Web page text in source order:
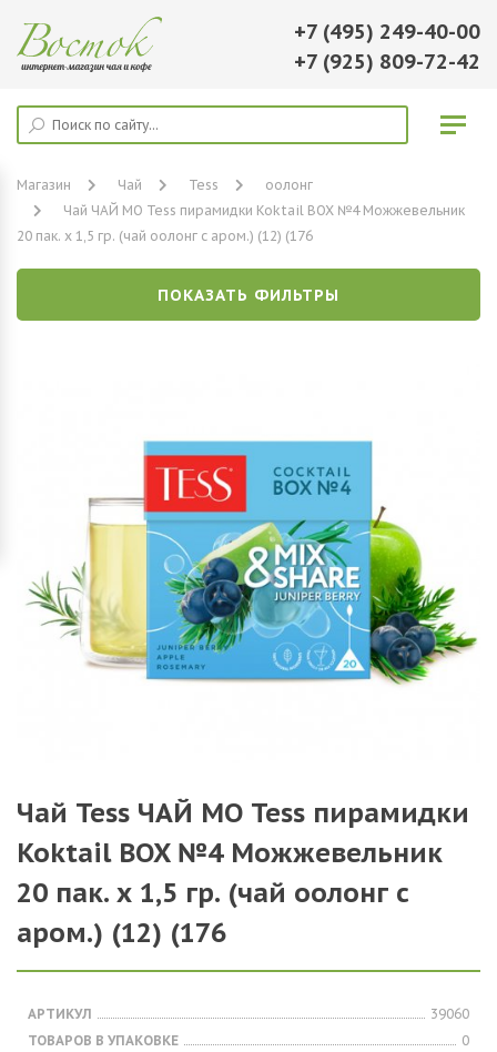
+7 (495) 249-40-00
+7 (925) 809-72-42
Магазин Чай Tess
оолонг
Чай ЧАЙ МО Tess пирамидки Koktail BOX №4 Можжевельник
20 пак. х 1,5 гр. (чай оолонг с аром.) (12) (176
ПОКАЗАТЬ ФИЛЬТРЫ
Чай Tess ЧАЙ МО Tess пирамидки
Koktail BOX №4 Можжевельник
20 пак. х 1,5 гр. (чай оолонг с
аром.) (12) (176
АРТИКУЛ
39060
ТОВАРОВ В УПАКОВКЕ
0